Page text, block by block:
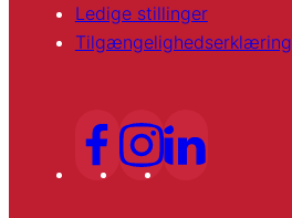
Ledige stillinger
Tilgængelighedserklæring